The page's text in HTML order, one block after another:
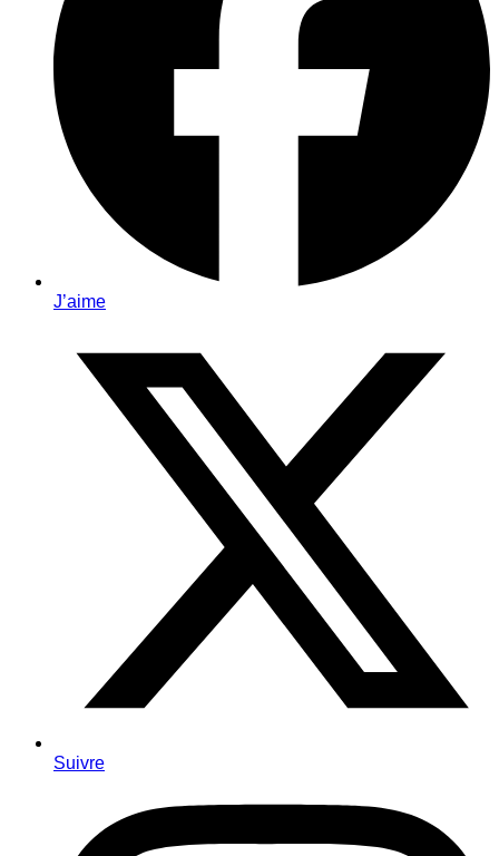
J’aime
Suivre